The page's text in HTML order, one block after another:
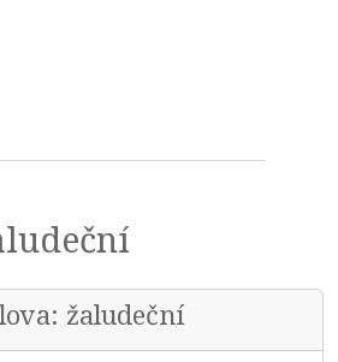
žaludeční